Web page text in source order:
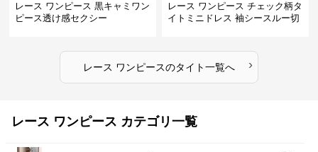
レース ワンピース 黒キャミワン
ピース透け感セクシー
レース ワンピース チェック柄タ
イトミニドレス 袖シースルー切
レース ワンピースのタイト一覧へ ›
レース ワンピース カテゴリ一覧